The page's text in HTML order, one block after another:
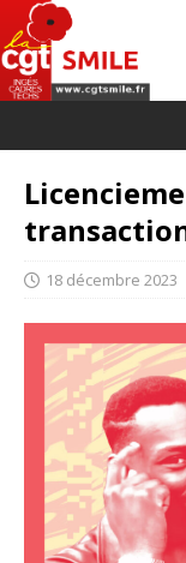
18 décembre 2023